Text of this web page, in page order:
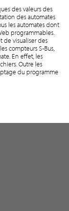
des valeurs des
des automates
les automates dont
programmables.
de visualiser des
compteurs S-Bus,
En effet, les
Outre les
du programme